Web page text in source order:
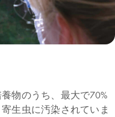
物のうち、最大で70%
生虫に汚染されていま